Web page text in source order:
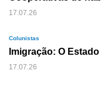
17.07.26
Colunistas
Imigração: O
17.07.26